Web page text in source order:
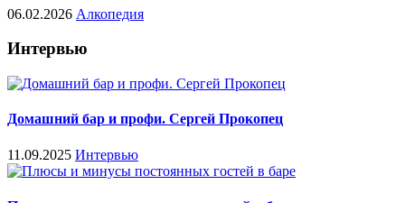
06.02.2026 Алкопедия
Интервью
Домашний бар и профи. Сергей Прокопец
11.09.2025 Интервью